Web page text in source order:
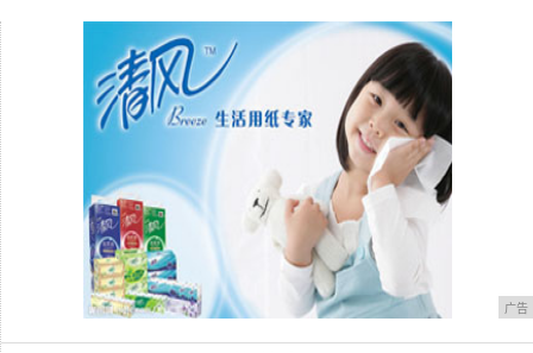
全新Jeep牧马人x大疆冬季美好假日行摄玩
广告